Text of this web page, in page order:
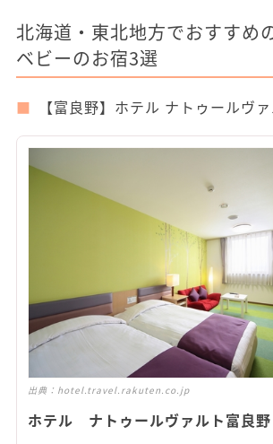
北海道・東北地方でおすすめ
ベビーのお宿3選
【富良野】ホテル ナトゥールヴ
出典： hotel.travel.rakuten.co.jp
ホテル ナトゥールヴァルト富良野